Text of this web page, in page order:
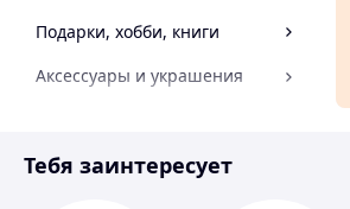
Подарки, хобби, книги
Аксессуары и украшения
Спорт и отдых
Тебя заинтересует